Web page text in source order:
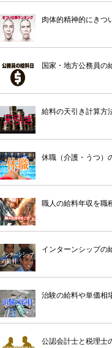
肉体的精神的にきつ
国家・地方公務員の
給料の天引き計算方
休職（介護・うつ）
職人の給料年収を職
インターンシップの
治験の給料や単価相
公認会計士と税理士